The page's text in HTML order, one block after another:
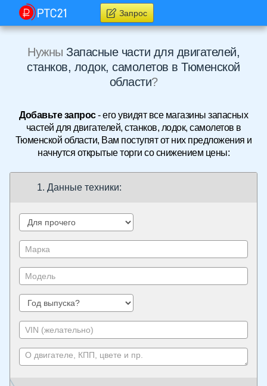
Запрос
Нужны Запасные части для двигателей,
станков, лодок, самолетов в Тюменской
области?
Добавьте запрос- его увидят все магазины запасных
частей для двигателей, станков, лодок, самолетов в
Тюменской области, Вам поступят от них предложения и
начнутся открытые торги со снижением цены:
1. Данные техники: